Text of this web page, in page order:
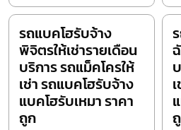
รถแบคโฮรับจ้าง
พิจิตรให้เช่ารายเดือน
บริการ รถแม็คโครให้
เช่า รถแบคโฮรับจ้าง
แบคโฮรับเหมา ราคา
ถูก